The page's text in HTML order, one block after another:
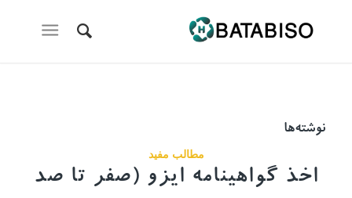
نوشته‌ها
مطالب مفید
اخذ گواهینامه ایزو (صفر تا صد